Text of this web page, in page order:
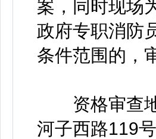
案，同时现场
政府专职消防
条件范围的，
资格审查地
河子西路119